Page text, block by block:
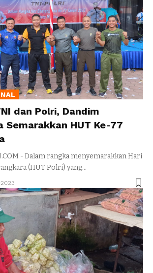
dan Polri, Dandim
Semarakkan HUT Ke-77
- Dalam rangka menyemarakkan Hari
(HUT Polri) yang…